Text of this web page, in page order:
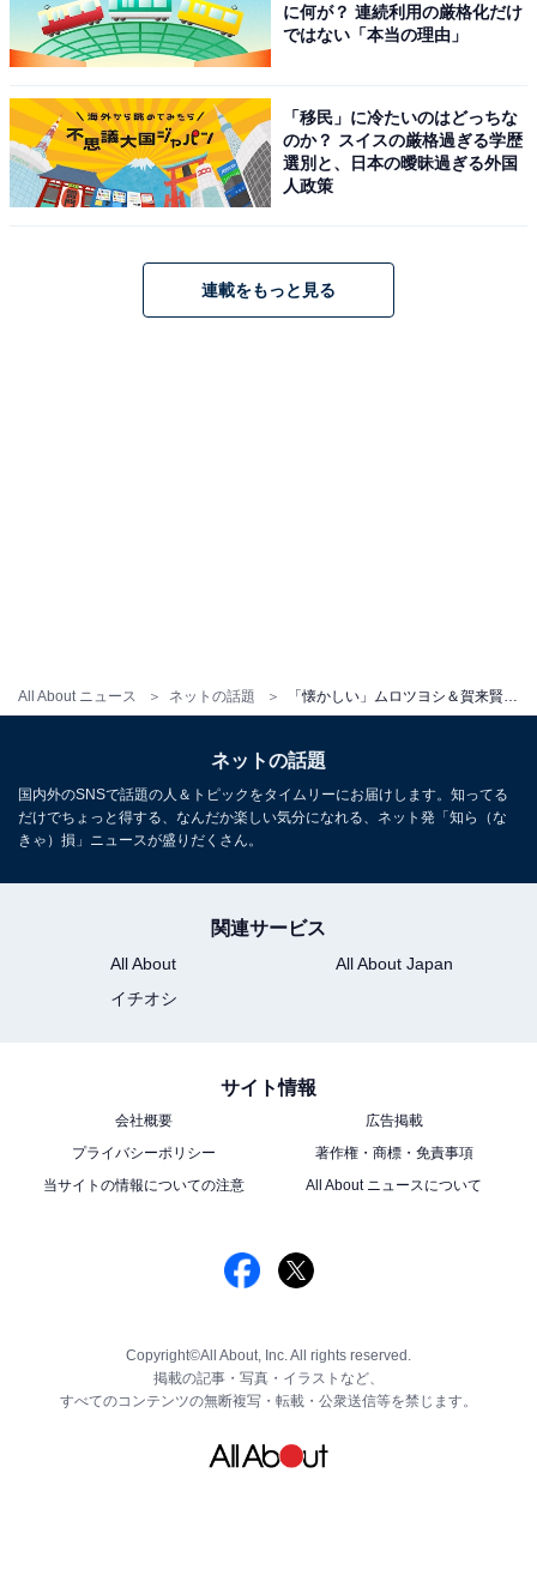
All About ニュース ネットの話題
に何が？ 連続利用の厳格化だけ
ではない「本当の理由」
「移民」に冷たいのはどっちな
のか？ スイスの厳格過ぎる学歴
選別と、日本の曖昧過ぎる外国
人政策
連載をもっと見る
ネットの話題
国内外のSNSで話題の人＆トピックをタイムリーにお届けします。知ってる
だけでちょっと得する、なんだか楽しい気分になれる、ネット発「知ら（な
きゃ）損」ニュースが盛りだくさん。
関連サービス
All About
All About Japan
イチオシ
サイト情報
会社概要
広告掲載
プライバシーポリシー
著作権・商標・免責事項
当サイトの情報についての注意
All About ニュースについて
Copyright©All About, Inc. All rights reserved.
掲載の記事・写真・イラストなど、
すべてのコンテンツの無断複写・転載・公衆送信等を禁じます。